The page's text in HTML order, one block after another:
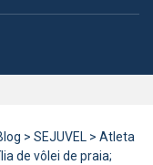
> SEJUVEL > Atleta
de vôlei de praia;